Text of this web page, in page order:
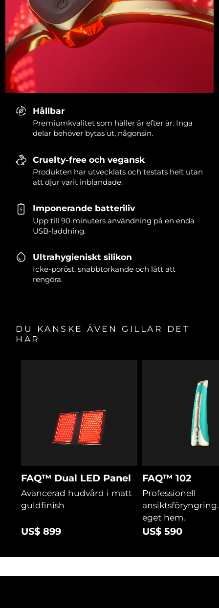
Hållbar
Premiumkvalitet som håller år efter år. Inga
delar behöver bytas ut, någonsin.
Cruelty-free och vegansk
Produkten har utvecklats och testats helt utan
att djur varit inblandade.
Imponerande batteriliv
Upp till 90 minuters användning på en enda
USB-laddning.
Ultrahygieniskt silikon
Icke-poröst, snabbtorkande och lätt att
rengöra.
DU KANSKE ÄVEN GILLAR DET
HÄR
FAQ™ Dual LED Panel
Avancerad hudvård i matt
guldfinish
US$ 899
FAQ™ 102
Professionell
eget hem.
US$ 590